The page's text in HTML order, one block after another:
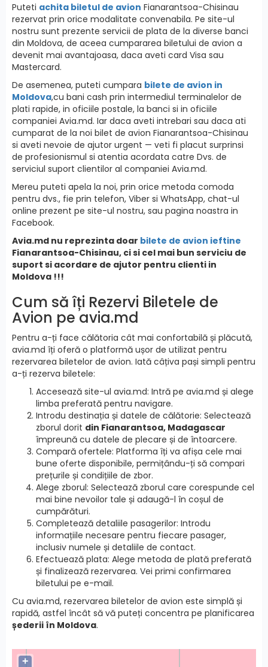
Puteti achita biletul de avion Fianarantsoa-Chisinau
rezervat prin orice modalitate convenabila. Pe site-ul
nostru sunt prezente servicii de plata de la diverse banci
din Moldova, de aceea cumpararea biletului de avion a
devenit mai avantajoasa, daca aveti card Visa sau
Mastercard.
De asemenea, puteti cumpara bilete de avion in
Moldova,cu bani cash prin intermediul terminalelor de
plati rapide, in oficiile postale, la banci si in oficiile
companiei Avia.md. Iar daca aveti intrebari sau daca ati
cumparat de la noi bilet de avion Fianarantsoa-Chisinau
si aveti nevoie de ajutor urgent — veti fi placut surprinsi
de profesionismul si atentia acordata catre Dvs. de
serviciul suport clientilor al companiei Avia.md.
Mereu puteti apela la noi, prin orice metoda comoda
pentru dvs., fie prin telefon, Viber si WhatsApp, chat-ul
online prezent pe site-ul nostru, sau pagina noastra in
Facebook.
Avia.md nu reprezinta doar bilete de avion ieftine
Fianarantsoa-Chisinau, ci si cel mai bun serviciu de
suport si acordare de ajutor pentru clienti in
Moldova !!!
Cum să îți Rezervi Biletele de
Avion pe avia.md
Pentru a-ți face călătoria cât mai confortabilă și plăcută,
avia.md îți oferă o platformă ușor de utilizat pentru
rezervarea biletelor de avion. Iată câțiva pași simpli pentru
a-ți rezerva biletele:
Accesează site-ul avia.md: Intră pe avia.md și alege
limba preferată pentru navigare.
Introdu destinația și datele de călătorie: Selectează
zborul dorit din Fianarantsoa, Madagascar
împreună cu datele de plecare și de întoarcere.
Compară ofertele: Platforma îți va afișa cele mai
bune oferte disponibile, permițându-ți să compari
prețurile și condițiile de zbor.
Alege zborul: Selectează zborul care corespunde cel
mai bine nevoilor tale și adaugă-l în coșul de
cumpărături.
Completează detaliile pasagerilor: Introdu
informațiile necesare pentru fiecare pasager,
inclusiv numele și detaliile de contact.
Efectuează plata: Alege metoda de plată preferată
și finalizează rezervarea. Vei primi confirmarea
biletului pe e-mail.
Cu avia.md, rezervarea biletelor de avion este simplă și
rapidă, astfel încât să vă puteți concentra pe planificarea
șederii în Moldova.
+